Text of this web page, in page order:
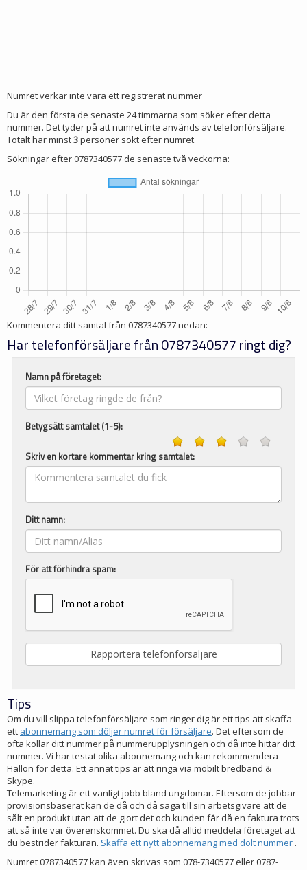
Numret verkar inte vara ett registrerat nummer
Du är den första de senaste 24 timmarna som söker efter detta
nummer. Det tyder på att numret inte används av telefonförsäljare.
Totalt har minst3personer sökt efter numret.
Sökningar efter 0787340577 de senaste två veckorna:
Kommentera ditt samtal från 0787340577nedan:
Har telefonförsäljare från 0787340577 ringt dig?
Namn på företaget:
Betygsätt samtalet (1-5):
Skriv en kortare kommentar kring samtalet:
Ditt namn:
För att förhindra spam:
Tips
Om du vill slippa telefonförsäljare som ringer dig är ett tips att skaffa
ett abonnemang som döljer numret för försäljare. Det eftersom de
ofta kollar ditt nummer på nummerupplysningen och då inte hittar ditt
nummer. Vi har testat olika abonnemang och kan rekommendera
Hallon för detta. Ett annat tips är att ringa via mobilt bredband &
Skype.
Telemarketing är ett vanligt jobb bland ungdomar. Eftersom de jobbar
provisionsbaserat kan de då och då säga till sin arbetsgivare att de
sålt en produkt utan att de gjort det och kunden får då en faktura trots
att så inte var överenskommet. Du ska då alltid meddela företaget att
du bestrider fakturan. Skaffa ett nytt abonnemang med dolt nummer .
Numret 0787340577 kan även skrivas som 078-7340577 eller 0787-